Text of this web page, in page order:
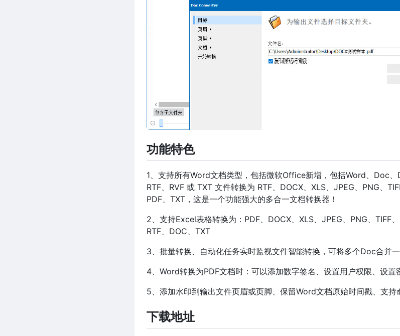
功能特色
1、支持所有Word文档类型，包括微软Office新增，包括Word、Doc、
RTF、RVF 或 TXT 文件转换为 RTF、DOCX、XLS、JPEG、PNG、
PDF、TXT，这是一个功能强大的多合一文档转换器！
2、支持Excel表格转换为：PDF、DOCX、XLS、JPEG、PNG、TIFF、
RTF、DOC、TXT
3、批量转换、自动化任务实时监视文件智能转换，可将多个Doc合并
4、Word转换为PDF文档时：可以添加数字签名、设置用户权限、设置
5、添加水印到输出文件页眉或页脚、保留Word文档原始时间戳、支持
下载地址